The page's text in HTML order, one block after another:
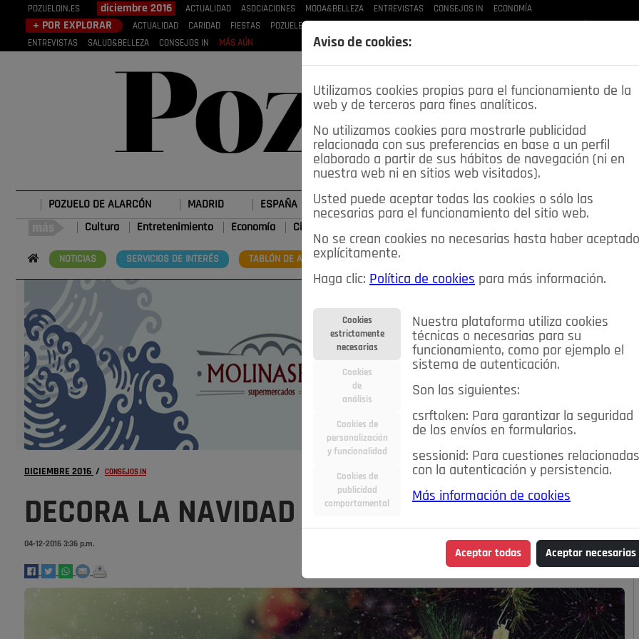
POZUELOIN.ES diciembre 2016 ACTUALIDAD ASOCIACIONES MODA&BELLEZA ENTREVISTAS CONSEJOS IN ECONOMÍA
+ POR EXPLORAR ACTUALIDAD CARIDAD FIESTAS POZUELEROS
ENTREVISTAS
SALUD&BELLEZA CONSEJOS IN MÁS AÚN
POZUELO DE ALARCÓN MADRID ESPAÑA DEPORTES OPINIÓN IN SALUD 🔴 EN DIRECTO
Cultura Entretenimiento Economía Ciencia&Tecnología
NOTICIAS SERVICIOS DE INTERÉS TABLÓN DE ANUNCIOS MIS ANUNCIOS
DICIEMBRE 2016 / CONSEJOS IN
DECORA LA NAVIDAD CON
04-12-2016 3:36 p.m.
Aviso de cookies:
Utilizamos cookies propias para el funcionamiento de la
web y de terceros para fines analíticos.
No utilizamos cookies para mostrarle publicidad
relacionada con sus preferencias en base a un perfil
elaborado a partir de sus hábitos de navegación (ni en
nuestra web ni en sitios web visitados).
Usted puede aceptar todas las cookies o sólo las
necesarias para el funcionamiento del sitio web.
No se crean cookies no necesarias hasta haber aceptado
explícitamente.
Haga clic: Política de cookies para más información.
Cookies
estrictamente
necesarias
Cookies
de
análisis
Cookies de
personalización
y funcionalidad
Cookies de
publicidad
comportamental
Nuestra plataforma utiliza cookies
técnicas o necesarias para su
funcionamiento, como por ejemplo el
sistema de autenticación.
Son las siguientes:
csrftoken: Para garantizar la seguridad
de los envíos en formularios.
sessionid: Para cuestiones relacionadas
con la autenticación y persistencia.
Más información de cookies
Aceptar todas Aceptar necesarias